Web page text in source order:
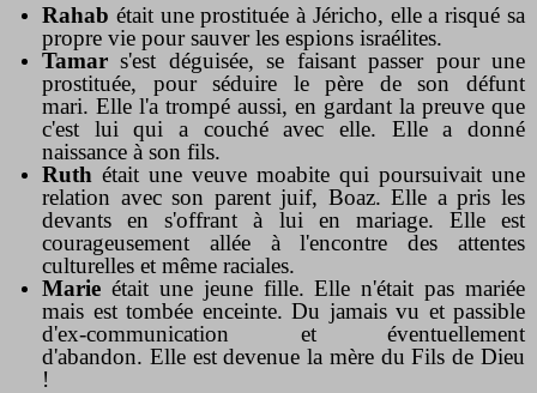
Rahab était une prostituée à Jéricho, elle a risqué sa
propre vie pour sauver les espions israélites.
Tamar s'est déguisée, se faisant passer pour une
prostituée, pour séduire le père de son défunt
mari. Elle l'a trompé aussi, en gardant la preuve que
c'est lui qui a couché avec elle. Elle a donné
naissance à son fils.
Ruth était une veuve moabite qui poursuivait une
relation avec son parent juif, Boaz. Elle a pris les
devants en s'offrant à lui en mariage. Elle est
courageusement allée à l'encontre des attentes
culturelles et même raciales.
Marie était une jeune fille. Elle n'était pas mariée
mais est tombée enceinte. Du jamais vu et passible
d'ex-communication et éventuellement
d'abandon. Elle est devenue la mère du Fils de Dieu
!